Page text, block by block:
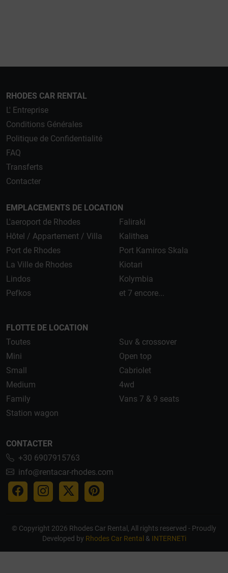
RHODES CAR RENTAL
L' Entreprise
Conditions Générales
Politique de Confidentialité
FAQ
Transferts
Contacter
EMPLACEMENTS DE LOCATION
L'aeroport de Rhodes
Hôtel / Appartement / Villa
Port de Rhodes
La Ville de Rhodes
Lindos
Pefkos
Faliraki
Kalithea
Port Kamiros Skala
Kiotari
Kolymbia
et 7 encore...
FLOTTE DE LOCATION
Toutes
Mini
Small
Medium
Family
Station wagon
Suv & crossover
Open top
Cabriolet
4wd
Vans 7 & 9 seats
CONTACTER
+30 6907915763
info@rentacar-rhodes.com
© Copyright 2026 Rhodes Car Rental, All rights reserved - Proudly
Developed by Rhodes Car Rental & INTERNETi